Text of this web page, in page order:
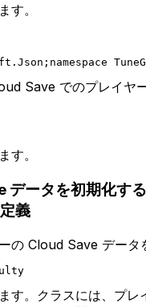
す。
namespace
Save でのプレイヤ
す。
データを初期化す
義
の Cloud Save データ
す。クラスには、プレ